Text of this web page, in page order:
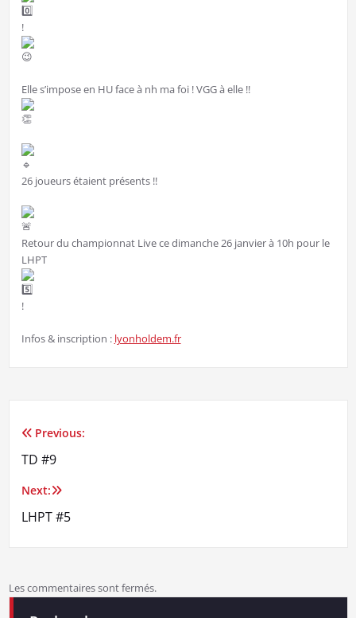
!
Elle s’impose en HU face à nh ma foi ! VGG à elle !!
26 joueurs étaient présents !!
Retour du championnat Live ce dimanche 26 janvier à 10h pour le
LHPT
!
Infos & inscription : lyonholdem.fr
Navigation
de
l’article
Previous:
TD #9
Next:
LHPT #5
Les commentaires sont fermés.